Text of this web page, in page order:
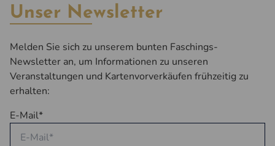
Unser Newsletter
Melden Sie sich zu unserem bunten Faschings-
Newsletter an, um Informationen zu unseren
Veranstaltungen und Kartenvorverkäufen frühzeitig zu
erhalten:
E-Mail*